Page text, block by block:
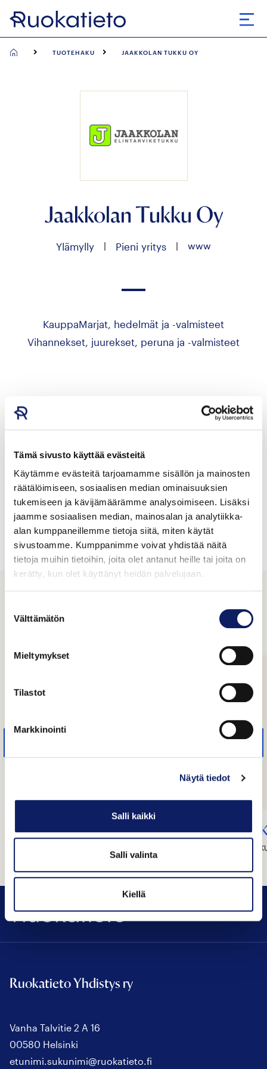
Tämä sivusto käyttää evästeitä
Käytämme evästeitä tarjoamamme sisällön ja mainosten
räätälöimiseen, sosiaalisen median ominaisuuksien
tukemiseen ja kävijämäärämme analysoimiseen. Lisäksi
jaamme sosiaalisen median, mainosalan ja analytiikka-
alan kumppaneillemme tietoja siitä, miten käytät
sivustoamme. Kumppanimme voivat yhdistää näitä
tietoja muihin tietoihin, joita olet antanut heille tai joita on
kerätty, kun olet käyttänyt heidän palvelujaan.
valinta
Välttämätön
Mieltymykset
Tilastot
Markkinointi
Näytä tiedot
Salli kaikki
Salli valinta
Kiellä
Siirry
suoraan
TUOTEHAKU JAAKKOLAN TUKKU OY
Jaakkolan Tukku Oy
Ylämylly | Pieni yritys | www
Kauppa
Marjat, hedelmät ja -valmisteet
Vihannekset, juurekset, peruna ja -valmisteet
Hae yrityksen tuotteita
Tuotteet
Valinnoillasi ei löytynyt tuotteita
Mykora Oy/Champ
Ruokatieto
Ruokatieto Yhdistys ry
Vanha Talvitie 2 A 16
00580 Helsinki
etunimi.sukunimi@ruokatieto.fi